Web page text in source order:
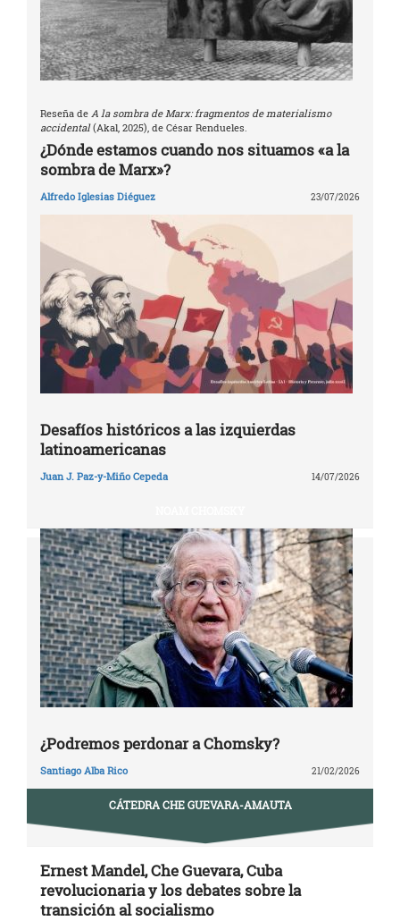
Reseña de A la sombra de Marx: fragmentos de materialismo
accidental(Akal, 2025), de César Rendueles.
¿Dónde estamos cuando nos situamos «a la
sombra de Marx»?
Alfredo Iglesias Diéguez 23/07/2026
Desafíos históricos a las izquierdas
latinoamericanas
Juan J. Paz-y-Miño Cepeda 14/07/2026
¿Podremos perdonar a Chomsky?
Santiago Alba Rico 21/02/2026
CÁTEDRA CHE GUEVARA-AMAUTA
Ernest Mandel, Che Guevara, Cuba
revolucionaria y los debates sobre la
transición al socialismo